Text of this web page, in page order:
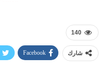
140
شارك Facebook